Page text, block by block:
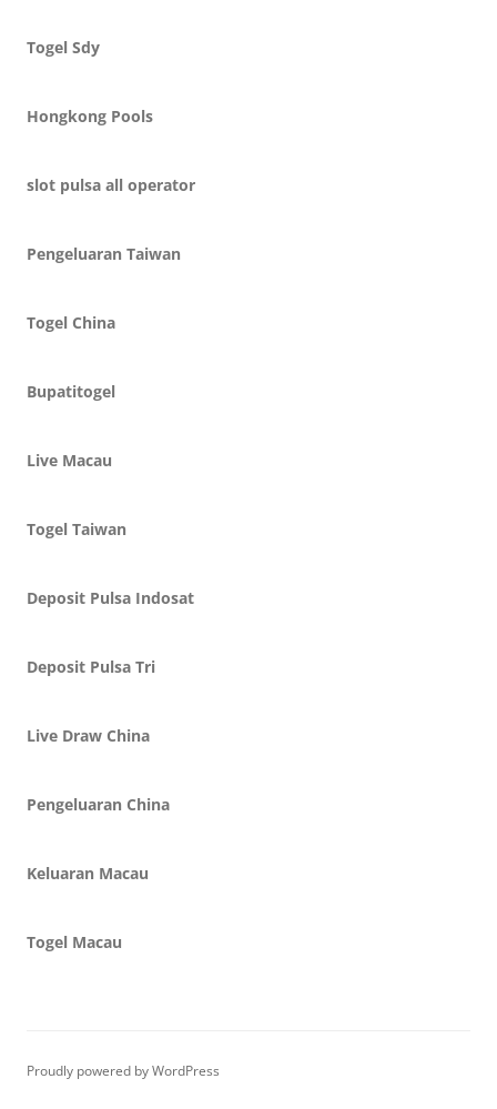
Togel Sdy
Hongkong Pools
slot pulsa all operator
Pengeluaran Taiwan
Togel China
Bupatitogel
Live Macau
Togel Taiwan
Deposit Pulsa Indosat
Deposit Pulsa Tri
Live Draw China
Pengeluaran China
Keluaran Macau
Togel Macau
Proudly powered by WordPress